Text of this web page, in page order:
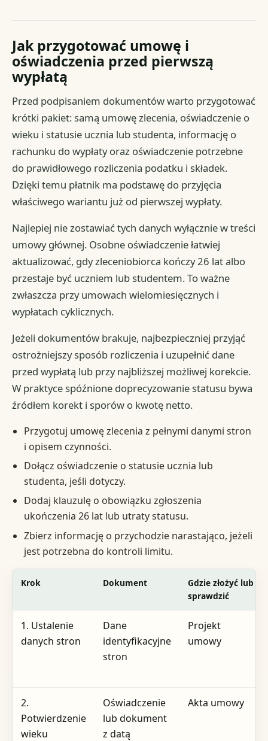
Jak przygotować umowę i
oświadczenia przed pierwszą
wypłatą
Przed podpisaniem dokumentów warto przygotować
krótki pakiet: samą umowę zlecenia, oświadczenie o
wieku i statusie ucznia lub studenta, informację o
rachunku do wypłaty oraz oświadczenie potrzebne
do prawidłowego rozliczenia podatku i składek.
Dzięki temu płatnik ma podstawę do przyjęcia
właściwego wariantu już od pierwszej wypłaty.
Najlepiej nie zostawiać tych danych wyłącznie w treści
umowy głównej. Osobne oświadczenie łatwiej
aktualizować, gdy zleceniobiorca kończy 26 lat albo
przestaje być uczniem lub studentem. To ważne
zwłaszcza przy umowach wielomiesięcznych i
wypłatach cyklicznych.
Jeżeli dokumentów brakuje, najbezpieczniej przyjąć
ostrożniejszy sposób rozliczenia i uzupełnić dane
przed wypłatą lub przy najbliższej możliwej korekcie.
W praktyce spóźnione doprecyzowanie statusu bywa
źródłem korekt i sporów o kwotę netto.
Przygotuj umowę zlecenia z pełnymi danymi stron
i opisem czynności.
Dołącz oświadczenie o statusie ucznia lub
studenta, jeśli dotyczy.
Dodaj klauzulę o obowiązku zgłoszenia
ukończenia 26 lat lub utraty statusu.
Zbierz informację o przychodzie narastająco, jeżeli
jest potrzebna do kontroli limitu.
Krok Dokument
Gdzie złożyć lub
sprawdzić
1. Ustalenie
danych stron
Dane
identyfikacyjne
stron
Projekt
umowy
2.
Potwierdzenie
wieku
Oświadczenie
lub dokument
z datą
Akta umowy